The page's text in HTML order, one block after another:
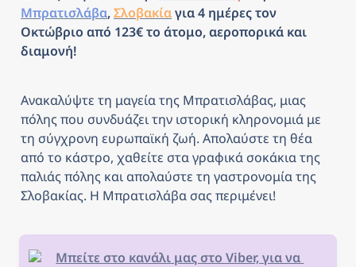
Μπρατισλάβα, Σλοβακία για 4 ημέρες τον
Οκτώβριο από 123€ το άτομο, αεροπορικά και
διαμονή!
Ανακαλύψτε τη μαγεία της Μπρατισλάβας, μιας
πόλης που συνδυάζει την ιστορική κληρονομιά με
τη σύγχρονη ευρωπαϊκή ζωή. Απολαύστε τη θέα
από το κάστρο, χαθείτε στα γραφικά σοκάκια της
παλιάς πόλης και απολαύστε τη γαστρονομία της
Σλοβακίας. Η Μπρατισλάβα σας περιμένει!
Μπείτε στο κανάλι μας στο Viber, για να